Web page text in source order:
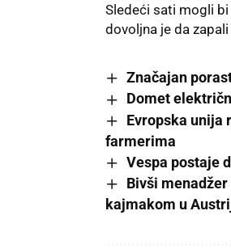
Sledeći sati mogli
dovoljna je da
Značajan
Domet
Evropska unija
farmerima
Vespa postaje
Bivši
kajmakom u